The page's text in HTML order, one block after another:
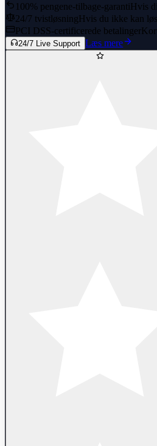
100% pengene-tilbage-garantiHvis
24/7 tvistløsningHvis du ikke kan
PCI DSS-certificerede betalinger
24/7 Live Support Læs mere